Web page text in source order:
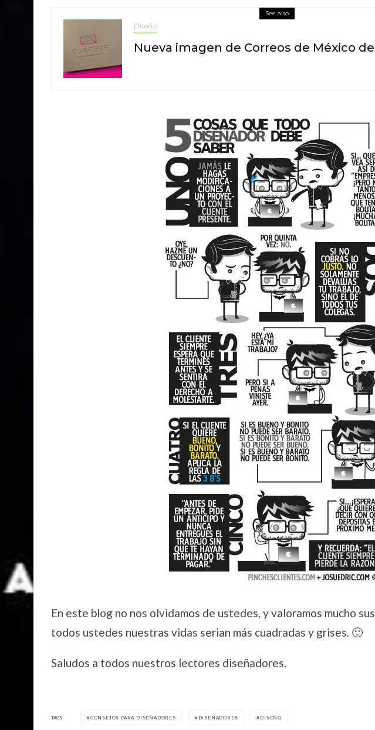
See also
Diseño
Nueva imagen de Correos de México
En este blog no nos olvidamos de ustedes, y valoramos mucho
todos ustedes nuestras vidas serian más cuadradas y grises. 🙂
Saludos a todos nuestros lectores diseñadores.
TAGS CONSEJOS PARA DISEÑADORES DISEÑADORES DISEÑO